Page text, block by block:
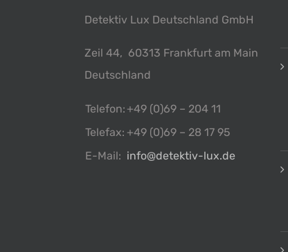
Detektiv Lux Deutschland GmbH
Zeil 44, 60313 Frankfurt am Main
Deutschland
Telefon: +49 (0)69 – 204 11
Telefax: +49 (0)69 – 28 17 95
E-Mail: info@detektiv-lux.de